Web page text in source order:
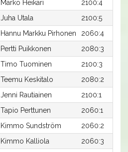
Marko Heikari
2100:4
Juha Utala
2100:5
Hannu Markku Pirhonen
2060:4
Pertti Puikkonen
2080:3
Timo Tuominen
2100:3
Teemu Keskitalo
2080:2
Jenni Rautiainen
2100:1
Tapio Perttunen
2060:1
Kimmo Sundström
2060:2
Kimmo Kalliola
2060:3